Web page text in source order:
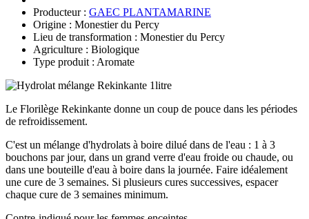
Producteur : GAEC PLANTAMARINE
Origine : Monestier du Percy
Lieu de transformation : Monestier du Percy
Agriculture : Biologique
Type produit : Aromate
Le Florilège Rekinkante donne un coup de pouce dans les périodes
de refroidissement.
C'est un mélange d'hydrolats à boire dilué dans de l'eau : 1 à 3
bouchons par jour, dans un grand verre d'eau froide ou chaude, ou
dans une bouteille d'eau à boire dans la journée. Faire idéalement
une cure de 3 semaines. Si plusieurs cures successives, espacer
chaque cure de 3 semaines minimum.